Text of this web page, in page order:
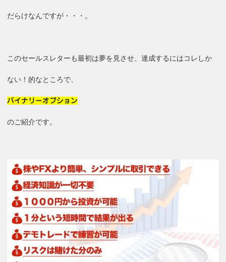
だらけなんですが・・・。
このセールスレターも最初は夢を見させ、達成するにはコレしか
ない！的なところで、
バイナリーオプション
のご紹介です。